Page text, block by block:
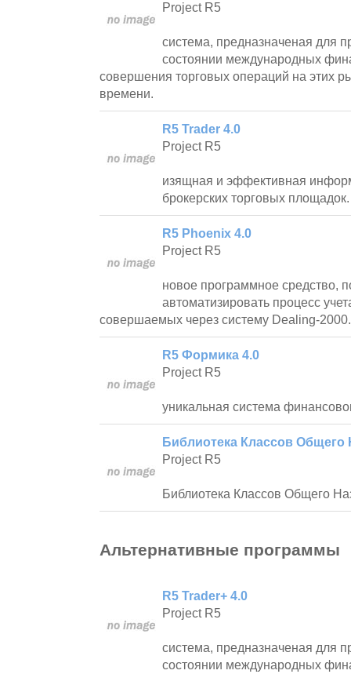
Project R5
система, предназначеная для
состоянии международных
совершения торговых операций на этих
времени.
R5 Trader 4.0
Project R5
изящная и эффективная
брокерских торговых площадок.
R5 Phoenix 4.0
Project R5
новое программное средство,
автоматизировать процесс
совершаемых через систему Dealing-2000.
R5 Формика 4.0
Project R5
уникальная система
Библиотека Классов Общего
Project R5
Библиотека Классов Общего
Альтернативные программы
R5 Trader+ 4.0
Project R5
система, предназначеная для
состоянии международных